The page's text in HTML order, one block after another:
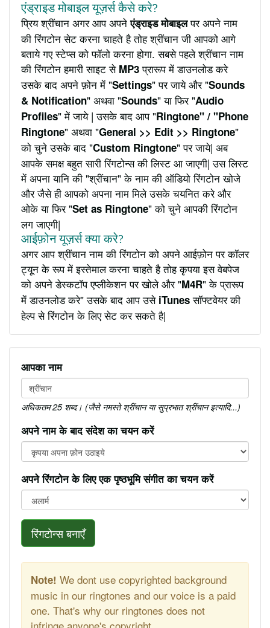
एंड्राइड मोबाइल यूज़र्स कैसे करे?
प्रिय श्रींचान अगर आप अपनेएंड्राइड मोबाइलपर अपने नाम
की रिंगटोन सेट करना चाहते है तोह श्रींचान जी आपको आगे
बताये गए स्टेप्स को फॉलो करना होगा. सबसे पहले श्रींचान नाम
की रिंगटोन हमारी साइट से MP3प्रारूप में डाउनलोड करे
उसके बाद अपने फ़ोन में "Settings" पर जाये और "Sounds
& Notification" अथवा "Sounds" या फिर "Audio
Profiles" में जाये | उसके बाद आप "Ringtone" / "Phone
Ringtone" अथवा "General >> Edit >> Ringtone"
को चुने उसके बाद "Custom Ringtone" पर जाये| अब
आपके समक्ष बहुत सारी रिंगटोन्स की लिस्ट आ जाएगी| उस लिस्ट
में अपना यानि की "श्रींचान" के नाम की ऑडियो रिंगटोन खोजे
और जैसे ही आपको अपना नाम मिले उसके चयनित करे और
ओके या फिर "Set as Ringtone" को चुने आपकी रिंगटोन
लग जाएगी|
आईफ़ोन यूज़र्स क्या करे?
अगर आप श्रींचान नाम की रिंगटोन को अपने आईफ़ोन पर कॉलर
ट्यून के रूप में इस्तेमाल करना चाहते है तोह कृपया इस वेबपेज
को अपने डेस्कटॉप एप्लीकेशन पर खोले और "M4R" के प्रारूप
में डाउनलोड करे" उसके बाद आप उसे iTunesसॉफ्टवेयर की
हेल्प से रिंगटोन के लिए सेट कर सकते है|
आपका नाम
अधिकतम 25 शब्द। (जैसे नमस्ते श्रींचान या सुप्रभात श्रींचान इत्यादि...)
अपने नाम के बाद संदेश का चयन करें
अपने रिंगटोन के लिए एक पृष्ठभूमि संगीत का चयन करें
रिंगटोन्स बनाएँ
Note! We dont use copyrighted background
music in our ringtones and our voice is a paid
one. That's why our ringtones does not
infringe anyone's copyright.